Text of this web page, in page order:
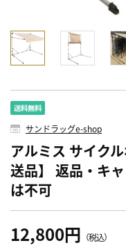
サンドラッグe-shop
アルミス サイク
送品】 返品・キ
は不可
12,800円 （税込）